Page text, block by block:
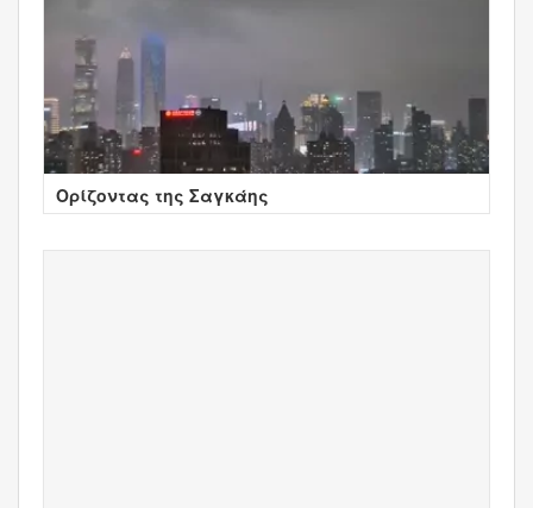
Ορίζοντας της Σαγκάης